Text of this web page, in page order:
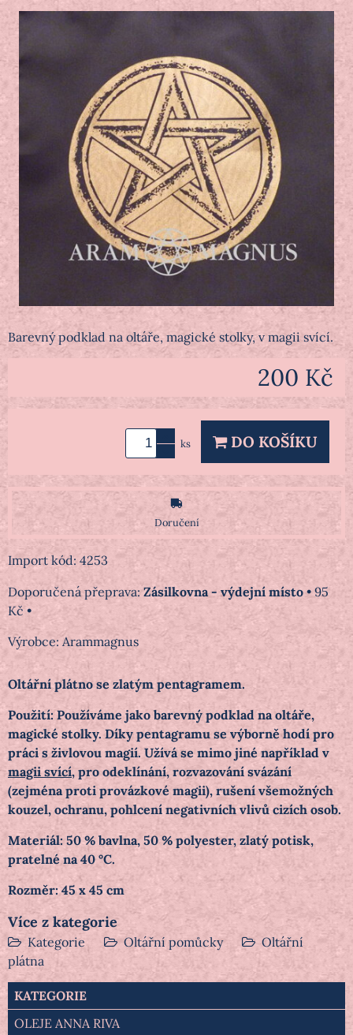
Barevný podklad na oltáře, magické stolky, v magii svící.
200 Kč
ks DO KOŠÍKU
Doručení
Import kód: 4253
Zásilkovna - výdejní místo • 95
Kč •
Výrobce:Arammagnus
Oltářní plátno se zlatým pentagramem.
Použití: Používáme jako barevný podklad na oltáře,
magické stolky. Díky pentagramu se výborně hodí pro
práci s živlovou magií. Užívá se mimo jiné například v
magii svící, pro odeklínání, rozvazování svázání
(zejména proti provázkové magii), rušení všemožných
kouzel, ochranu, pohlcení negativních vlivů cizích osob.
Materiál: 50 % bavlna, 50 % polyester, zlatý potisk,
pratelné na 40 °C.
Rozměr: 45 x 45 cm
Více z kategorie
Kategorie Oltářní pomůcky
Oltářní
plátna
KATEGORIE
OLEJE ANNA RIVA